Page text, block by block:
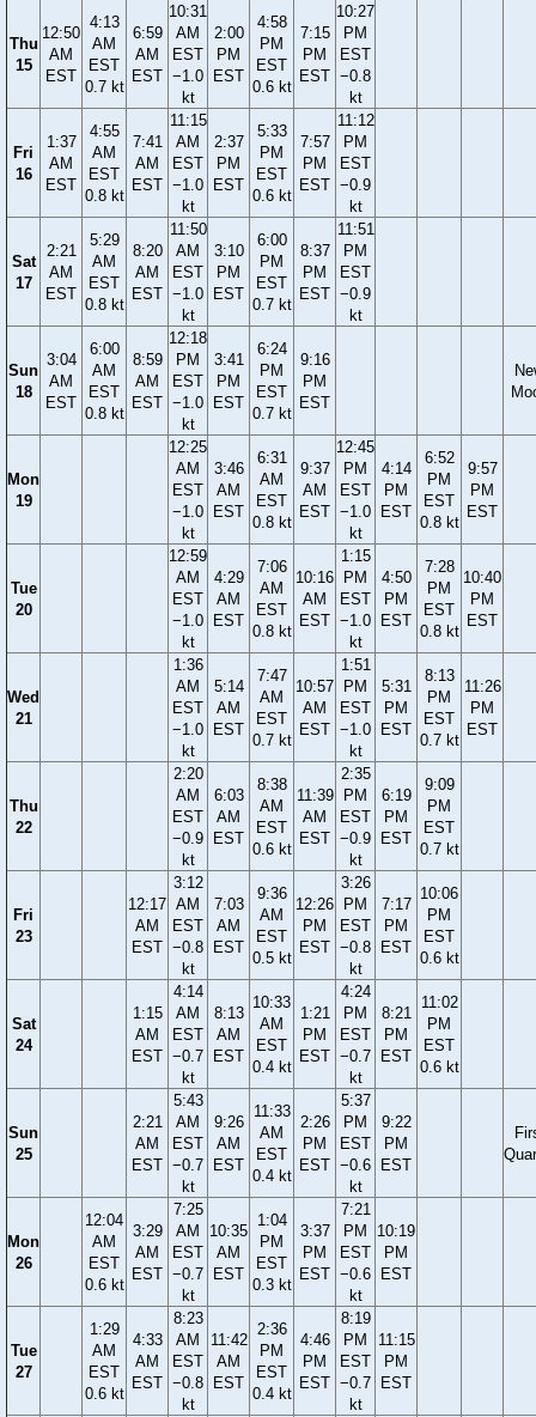
Thu
15
12:50
AM
EST
4:13
AM
EST
0.7 kt
6:59
AM
EST
10:31
AM
EST
−1.0
kt
2:00
PM
EST
4:58
PM
EST
0.6 kt
7:15
PM
EST
10:27
PM
EST
−0.8
kt
Fri
16
1:37
AM
EST
4:55
AM
EST
0.8 kt
7:41
AM
EST
11:15
AM
EST
−1.0
kt
2:37
PM
EST
5:33
PM
EST
0.6 kt
7:57
PM
EST
11:12
PM
EST
−0.9
kt
Sat
17
2:21
AM
EST
5:29
AM
EST
0.8 kt
8:20
AM
EST
11:50
AM
EST
−1.0
kt
3:10
PM
EST
6:00
PM
EST
0.7 kt
8:37
PM
EST
11:51
PM
EST
−0.9
kt
Sun
18
3:04
AM
EST
6:00
AM
EST
0.8 kt
8:59
AM
EST
12:18
PM
EST
−1.0
kt
3:41
PM
EST
6:24
PM
EST
0.7 kt
9:16
PM
EST
Mon
19
12:25
AM
EST
−1.0
kt
3:46
AM
EST
6:31
AM
EST
0.8 kt
9:37
AM
EST
12:45
PM
EST
−1.0
kt
4:14
PM
EST
6:52
PM
EST
0.8 kt
9:57
PM
EST
Tue
20
12:59
AM
EST
−1.0
kt
4:29
AM
EST
7:06
AM
EST
0.8 kt
10:16
AM
EST
1:15
PM
EST
−1.0
kt
4:50
PM
EST
7:28
PM
EST
0.8 kt
10:40
PM
EST
Wed
21
1:36
AM
EST
−1.0
kt
5:14
AM
EST
7:47
AM
EST
0.7 kt
10:57
AM
EST
1:51
PM
EST
−1.0
kt
5:31
PM
EST
8:13
PM
EST
0.7 kt
11:26
PM
EST
Thu
22
2:20
AM
EST
−0.9
kt
6:03
AM
EST
8:38
AM
EST
0.6 kt
11:39
AM
EST
2:35
PM
EST
−0.9
kt
6:19
PM
EST
9:09
PM
EST
0.7 kt
Fri
23
12:17
AM
EST
3:12
AM
EST
−0.8
kt
7:03
AM
EST
9:36
AM
EST
0.5 kt
12:26
PM
EST
3:26
PM
EST
−0.8
kt
7:17
PM
EST
10:06
PM
EST
0.6 kt
Sat
24
1:15
AM
EST
4:14
AM
EST
−0.7
kt
8:13
AM
EST
10:33
AM
EST
0.4 kt
1:21
PM
EST
4:24
PM
EST
−0.7
kt
8:21
PM
EST
11:02
PM
EST
0.6 kt
Sun
25
2:21
AM
EST
5:43
AM
EST
−0.7
kt
9:26
AM
EST
11:33
AM
EST
0.4 kt
2:26
PM
EST
5:37
PM
EST
−0.6
kt
9:22
PM
EST
Mon
26
12:04
AM
EST
0.6 kt
3:29
AM
EST
7:25
AM
EST
−0.7
kt
10:35
AM
EST
1:04
PM
EST
0.3 kt
3:37
PM
EST
7:21
PM
EST
−0.6
kt
10:19
PM
EST
Tue
27
1:29
AM
EST
0.6 kt
4:33
AM
EST
8:23
AM
EST
−0.8
kt
11:42
AM
EST
2:36
PM
EST
0.4 kt
4:46
PM
EST
8:19
PM
EST
−0.7
kt
11:15
PM
EST